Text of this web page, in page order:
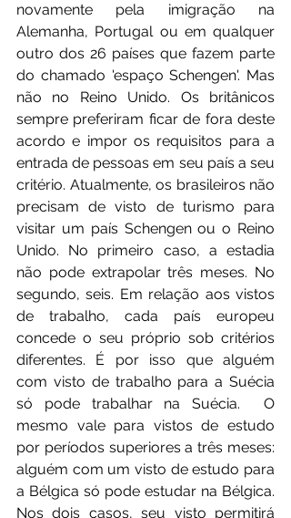
novamente pela imigração na
Alemanha, Portugal ou em qualquer
outro dos 26 países que fazem parte
do chamado 'espaço Schengen'. Mas
não no Reino Unido. Os britânicos
sempre preferiram ficar de fora deste
acordo e impor os requisitos para a
entrada de pessoas em seu país a seu
critério. Atualmente, os brasileiros não
precisam de visto de turismo para
visitar um país Schengen ou o Reino
Unido. No primeiro caso, a estadia
não pode extrapolar três meses. No
segundo, seis. Em relação aos vistos
de trabalho, cada país europeu
concede o seu próprio sob critérios
diferentes. É por isso que alguém
com visto de trabalho para a Suécia
só pode trabalhar na Suécia.  O
mesmo vale para vistos de estudo
por períodos superiores a três meses:
alguém com um visto de estudo para
a Bélgica só pode estudar na Bélgica.
Nos dois casos, seu visto permitirá